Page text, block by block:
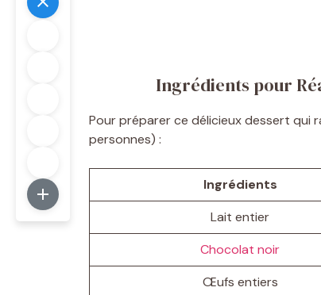
Ingrédients pour
Pour préparer ce délicieux dessert qui
personnes) :
Ingrédients
Lait entier
Chocolat noir
Œufs entiers